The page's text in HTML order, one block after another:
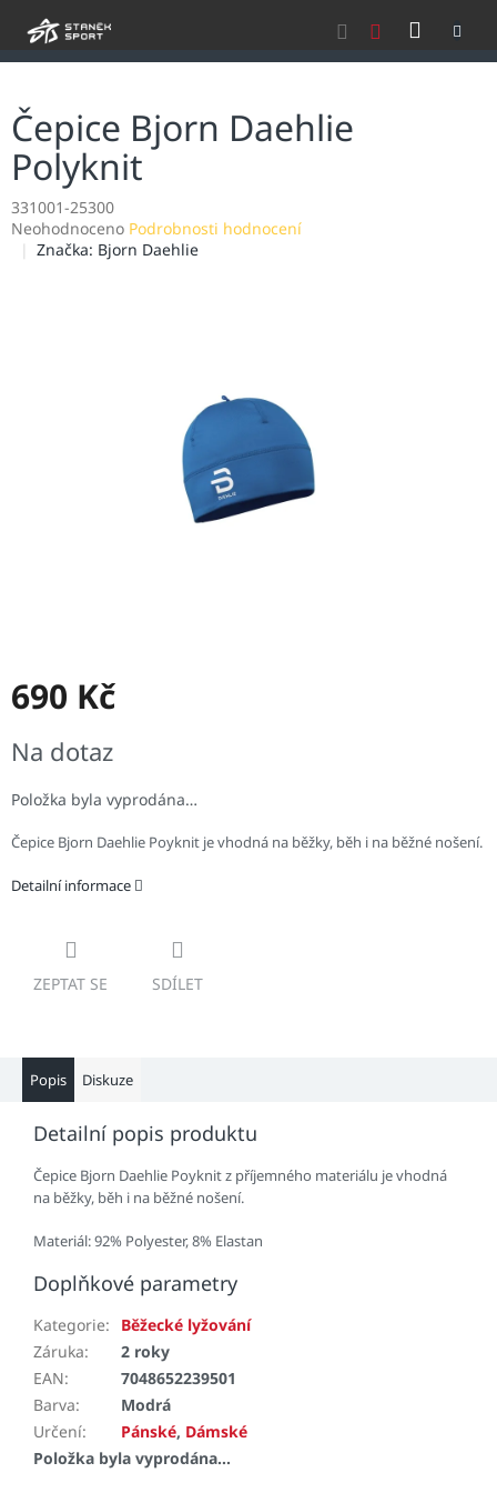
Čepice Bjorn Daehlie
Polyknit
331001-25300
Průměrné
hodnocení
Neohodnoceno Podrobnosti hodnocení
Značka: Bjorn Daehlie
690 Kč
cena:
Na dotaz
Položka byla vyprodána…
Čepice Bjorn Daehlie Poyknit je vhodná na běžky, běh i na běžné nošení.
Detailní informace
ZEPTAT SE SDÍLET
Popis Diskuze
Detailní popis produktu
Čepice Bjorn Daehlie Poyknit z příjemného materiálu je vhodná
na běžky, běh i na běžné nošení.
Materiál:92% Polyester, 8% Elastan
Doplňkové parametry
Kategorie:
Běžecké lyžování
Záruka:
2 roky
EAN:
7048652239501
Barva:
Modrá
Určení: Pánské, Dámské
Položka byla vyprodána…